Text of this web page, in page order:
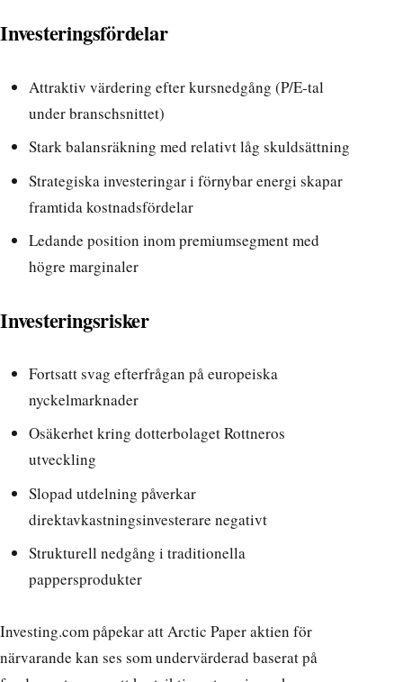
Investeringsfördelar
Attraktiv värdering efter kursnedgång (P/E-tal
under branschsnittet)
Stark balansräkning med relativt låg skuldsättning
Strategiska investeringar i förnybar energi skapar
framtida kostnadsfördelar
Ledande position inom premiumsegment med
högre marginaler
Investeringsrisker
Fortsatt svag efterfrågan på europeiska
nyckelmarknader
Osäkerhet kring dotterbolaget Rottneros
utveckling
Slopad utdelning påverkar
direktavkastningsinvesterare negativt
Strukturell nedgång i traditionella
pappersprodukter
Investing.com påpekaratt Arctic Paper aktien för
närvarande kan ses som undervärderad baserat på